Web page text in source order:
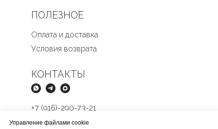
ПОЛЕЗНОЕ
Оплата и доставка
Условия возврата
КОНТАКТЫ
Butikmens@yandex.ru
+7 (916)-290-73-21
Управление файлами cookie